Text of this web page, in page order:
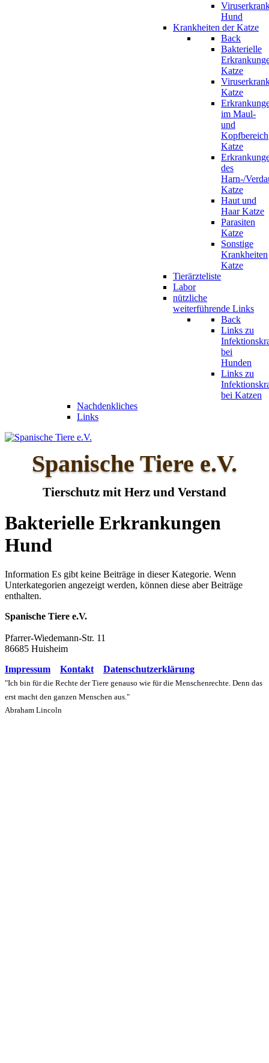
Hund
Krankheiten der Katze
Back
Bakterielle
Katze
Katze
im Maul-
und
Kopfbereich
Katze
des
Harn-/
Katze
Haut und
Haar Katze
Parasiten
Katze
Sonstige
Krankheiten
Katze
Tierärzteliste
Labor
nützliche
weiterführende Links
Back
Links zu
bei
Hunden
Links zu
bei Katzen
Nachdenkliches
Links
Spanische Tiere e.V.
Tierschutz mit Herz und Verstand
Bakterielle Erkrankungen
Hund
Information Es gibt keine Beiträge in dieser Kategorie. Wenn
Unterkategorien angezeigt werden, können diese aber Beiträge
enthalten.
Spanische Tiere e.V.
Pfarrer-Wiedemann-Str. 11
86685 Huisheim
Impressum
Kontakt Datenschutzerklärung
"Ich bin für die Rechte der Tiere genauso wie für die Menschenrechte. Denn das
erst macht den ganzen Menschen aus."
Abraham Lincoln